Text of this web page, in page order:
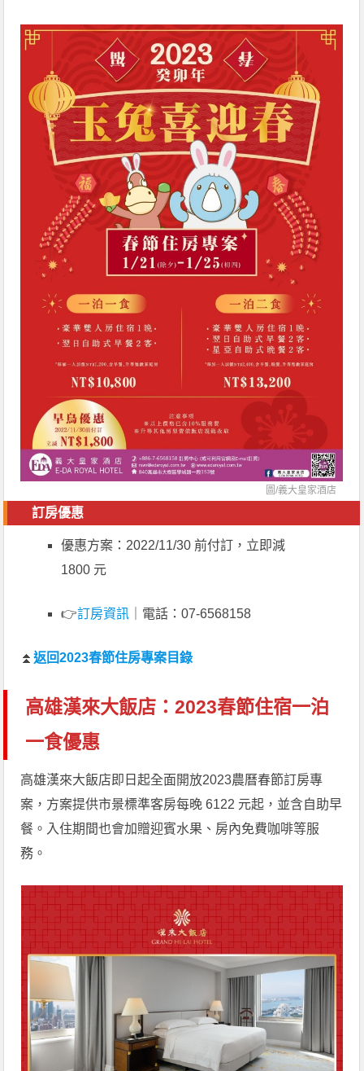
圖/義大皇家酒店
訂房優惠
優惠方案：2022/11/30 前付訂，立即減
1800 元
👉訂房資訊 ｜電話：07-6568158
⏫返回2023春節住房專案目錄
高雄漢來大飯店：2023春節住宿一泊
一食優惠
高雄漢來大飯店即日起全面開放2023農曆春節訂房專
案，方案提供市景標準客房每晚 6122 元起，並含自助早
餐。入住期間也會加贈迎賓水果、房內免費咖啡等服
務。